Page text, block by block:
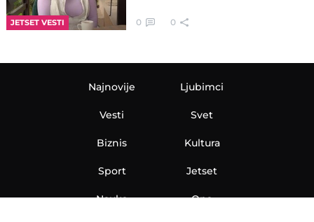
JETSET VESTI 0 0
Najnovije
Vesti
Biznis
Sport
Nauka
Ljubimci
Svet
Kultura
Jetset
Ona